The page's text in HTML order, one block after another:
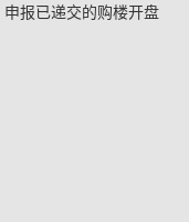
申报已递交的购楼开盘